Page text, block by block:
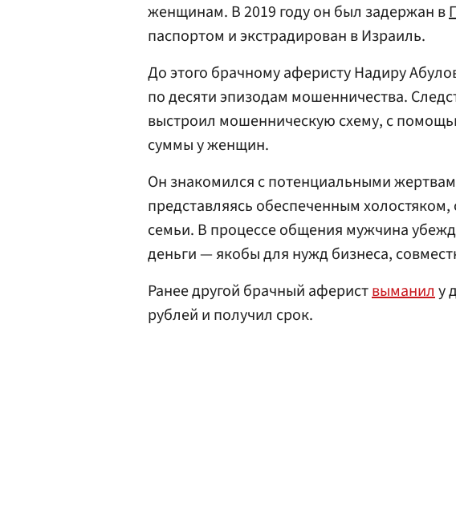
женщинам. В 2019 году он был задержан в
паспортом и экстрадирован в Израиль.
До этого брачному аферисту Надиру
по десяти эпизодам мошенничества.
выстроил мошенническую схему, с
суммы у женщин.
Он знакомился с потенциальными
представляясь обеспеченным
семьи. В процессе общения мужчина
деньги — якобы для нужд бизнеса,
Ранее другой брачный афериствыманилу
рублей и получил срок.